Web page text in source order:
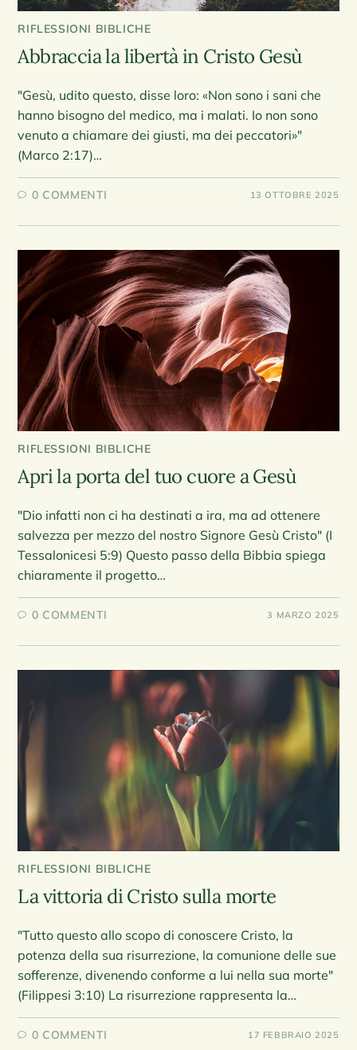
RIFLESSIONI BIBLICHE
Abbraccia la libertà in Cristo Gesù
"Gesù, udito questo, disse loro: «Non sono i sani che
hanno bisogno del medico, ma i malati. Io non sono
venuto a chiamare dei giusti, ma dei peccatori»"
(Marco 2:17)…
0 COMMENTI 13 OTTOBRE 2025
RIFLESSIONI BIBLICHE
Apri la porta del tuo cuore a Gesù
"Dio infatti non ci ha destinati a ira, ma ad ottenere
salvezza per mezzo del nostro Signore Gesù Cristo" (I
Tessalonicesi 5:9) Questo passo della Bibbia spiega
chiaramente il progetto…
0 COMMENTI 3 MARZO 2025
RIFLESSIONI BIBLICHE
La vittoria di Cristo sulla morte
"Tutto questo allo scopo di conoscere Cristo, la
potenza della sua risurrezione, la comunione delle sue
sofferenze, divenendo conforme a lui nella sua morte"
(Filippesi 3:10) La risurrezione rappresenta la…
0 COMMENTI 17 FEBBRAIO 2025